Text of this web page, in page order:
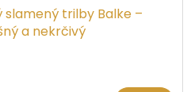
slamený trilby Balke –
a nekrčivý